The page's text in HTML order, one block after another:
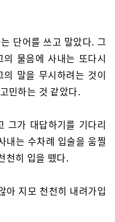
단어를 쓰고 말았다. 그
물음에 사내는 또다시
말을 무시하려는 것이
민하는 것 같았다.
그가 대답하기를 기다리
내는 수차례 입술을 움찔
천히 입을 뗐다.
아 지모 천천히 내려가입